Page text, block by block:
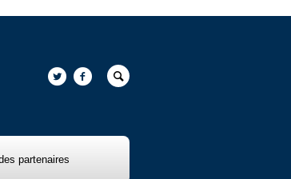
partenaires